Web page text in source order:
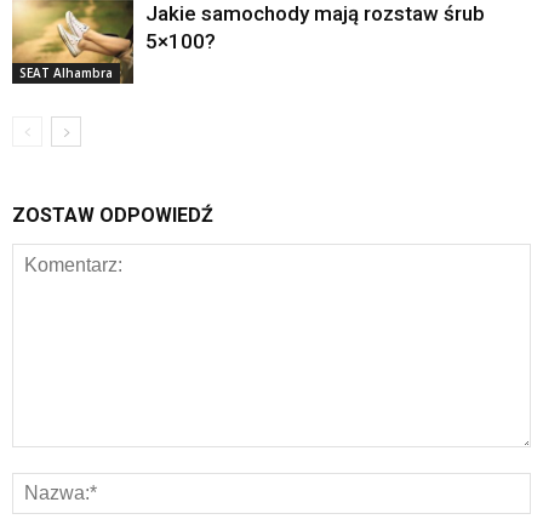
SEAT Alhambra
Jakie samochody mają rozstaw śrub
5×100?
ZOSTAW ODPOWIEDŹ